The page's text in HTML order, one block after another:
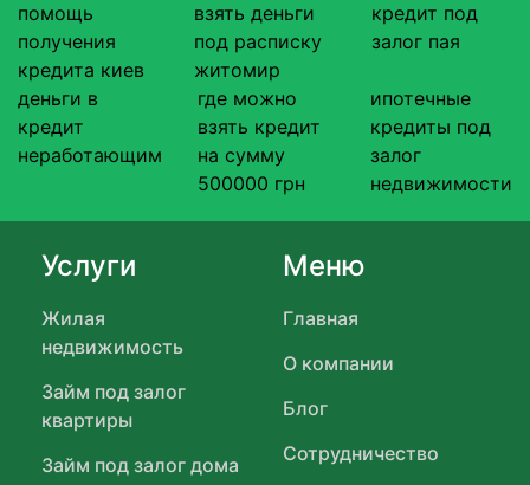
помощь
получения
кредита киев
взять деньги
под расписку
житомир
кредит под
залог пая
деньги в
кредит
неработающим
где можно
взять кредит
на сумму
500000 грн
ипотечные
кредиты под
залог
недвижимости
Услуги
Жилая
недвижимость
Займ под залог
квартиры
Займ под залог дома
Меню
Главная
О компании
Блог
Сотрудничество